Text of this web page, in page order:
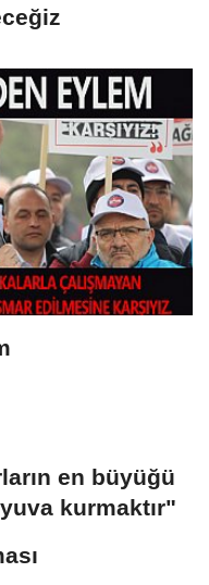
en büyüğü
kurmaktır"